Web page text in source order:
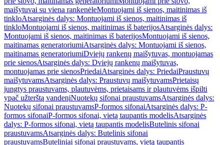
maišytuvai su viena rankenėleMontuojami iš sienos, maitinimas iš
tinkloAtsarginės dalys: Montuojami iš sienos, maitinimas iš
tinkloMontuojami iš sienos, maitinimas iš baterijosAtsarginės dalys:
Montuojami iš sienos, maitinimas iš baterijosMontuojami iš sienos,
maitinamas generatoriumiAtsarginės dalys: Montuojami iš sienos,
maitinamas generatoriumiDviejų rankenų maišytuvas, montuojamas
prie sienosAtsarginės dalys: Dviejų rankenų maišytuvas,
montuojamas prie sienosPriedaiAtsarginės dalys: PriedaiPraustuvų
maišytuvamsAtsarginės dalys: Praustuvų maišytuvamsPrietaisų
jungtys praustuvams, plautuvėms, prietaisams ir plautuvėms išpilti
ypač užterštą vandenįNuotekų sifonai praustuvamsAtsarginės dalys:
Nuotekų sifonai praustuvamsP-formos sifonaiAtsarginės dalys: P-
formos sifonaiP-formos sifonai, vietą taupantis modelisAtsarginės
dalys: P-formos sifonai, vietą taupantis modelisButelinis sifonai
praustuvamsAtsarginės dalys: Butelinis sifonai
praustuvamsButeliniai sifonai praustuvams, vietą taupantis